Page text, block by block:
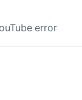
error.